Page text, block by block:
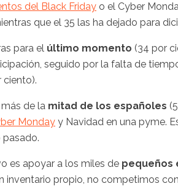
del Black Friday o el Cyber
que el 35 las ha dejado para
para el último momento (34 por
seguido por la falta de
ciento).
de la mitad de los españoles
Monday y Navidad en una pyme.
es apoyar a los miles de pequeños
inventario propio, no competimos